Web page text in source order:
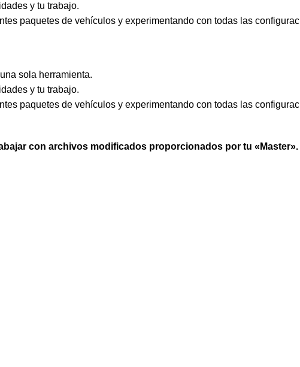
y tu trabajo.
paquetes de vehículos y experimentando con todas las
sola herramienta.
y tu trabajo.
paquetes de vehículos y experimentando con todas las
con archivos modificados proporcionados por tu «Master».